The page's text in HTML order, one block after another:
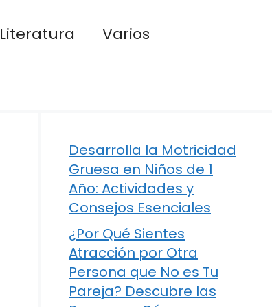
Literatura
Varios
Desarrolla la Motricidad
Gruesa en Niños de 1
Año: Actividades y
Consejos Esenciales
¿Por Qué Sientes
Atracción por Otra
Persona que No es Tu
Pareja? Descubre las